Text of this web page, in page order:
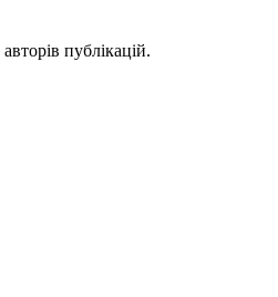
публікацій.